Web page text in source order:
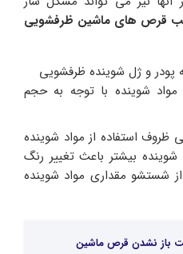
قرص های ماشین ظرفشویی
پودر و ژل شوینده ظرفشویی
شوینده با توجه به حجم
استفاده از مواد شوینده
بیشتر باعث تغییر رنگ
شستشو مقداری مواد شوینده
باز نشدن قرص ماشین